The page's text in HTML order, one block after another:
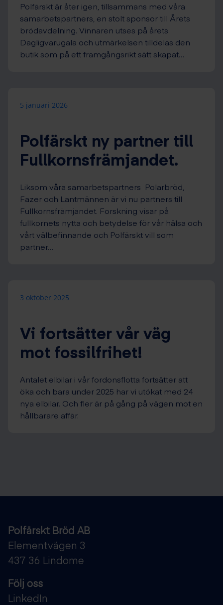
Polfärskt är åter igen, tillsammans med våra
samarbetspartners, en stolt sponsor till Årets
brödavdelning. Vinnaren utses på årets
Dagligvarugala och utmärkelsen tilldelas den
butik som på ett framgångsrikt sätt skapat…
5 januari 2026
Polfärskt ny partner till
Fullkornsfrämjandet.
Liksom våra samarbetspartners Polarbröd,
Fazer och Lantmännen är vi nu partners till
Fullkornsfrämjandet. Forskning visar på
fullkornets nytta och betydelse för vår hälsa och
vårt välbefinnande och Polfärskt vill som
partner…
3 oktober 2025
Vi fortsätter vår väg
mot fossilfrihet!
Antalet elbilar i vår fordonsflotta fortsätter att
öka och bara under 2025 har vi utökat med 24
nya elbilar. Och fler är på gång på vägen mot en
hållbarare affär.
Polfärskt Bröd AB
Elementvägen 3
437 36 Lindome
Följ oss
LinkedIn